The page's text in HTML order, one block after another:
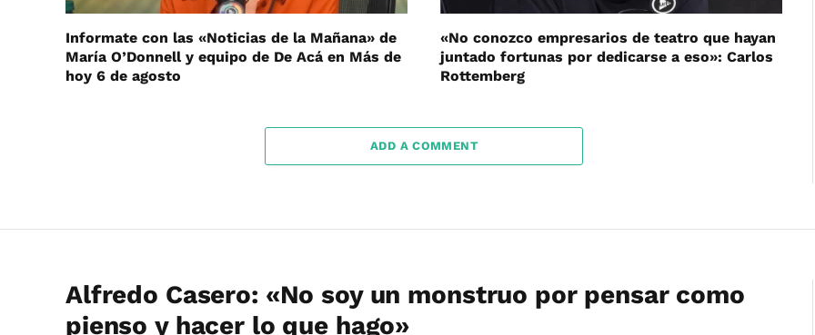
Informate con las «Noticias de la Mañana» de
María O’Donnell y equipo de De Acá en Más de
hoy 6 de agosto
«No conozco empresarios de teatro que hayan
juntado fortunas por dedicarse a eso»: Carlos
Rottemberg
ADD A COMMENT
Alfredo Casero: «No soy un monstruo por pensar como
pienso y hacer lo que hago»